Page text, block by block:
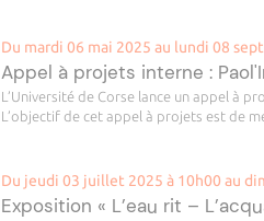
Du mardi 06 mai 2025 au lundi 08
Appel à projets interne :
L’Université de Corse lance un appel à
L’objectif de cet appel à projets est de
Du jeudi 03 juillet 2025 à 10h00 au
Exposition « L’eau rit –